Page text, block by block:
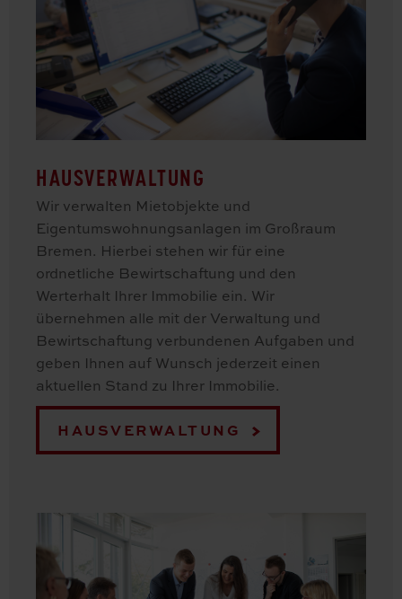
HAUSVERWALTUNG
Wir verwalten Mietobjekte und
Eigentumswohnungsanlagen im Großraum
Bremen. Hierbei stehen wir für eine
ordnetliche Bewirtschaftung und den
Werterhalt Ihrer Immobilie ein. Wir
übernehmen alle mit der Verwaltung und
Bewirtschaftung verbundenen Aufgaben und
geben Ihnen auf Wunsch jederzeit einen
aktuellen Stand zu Ihrer Immobilie.
HAUSVERWALTUNG